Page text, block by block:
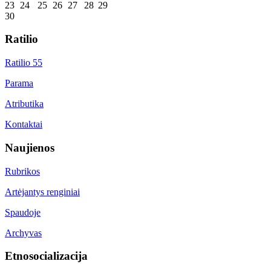
23 24 25 26 27 28 29
30
Ratilio
Ratilio 55
Parama
Atributika
Kontaktai
Naujienos
Rubrikos
Artėjantys renginiai
Spaudoje
Archyvas
Etnosocializacija